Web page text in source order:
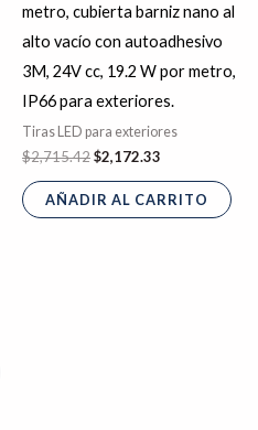
página
producto
metro, cubierta barniz nano al
alto vacío con autoadhesivo
3M, 24V cc, 19.2 W por metro,
IP66 para exteriores.
Tiras LED para exteriores
$2,715.42$2,172.33
AÑADIR AL CARRITO